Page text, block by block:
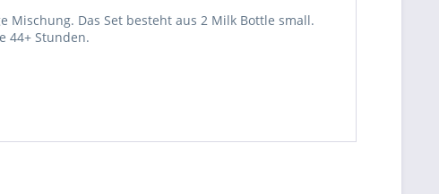
Mischung. Das Set besteht aus 2 Milk Bottle small.
44+ Stunden.